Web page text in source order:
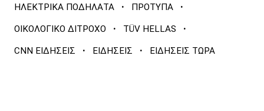
ΗΛΕΚΤΡΙΚΑ ΠΟΔΗΛΑΤΑ · ΠΡΟΤΥΠΑ ·
ΟΙΚΟΛΟΓΙΚΟ ΔΙΤΡΟΧΟ · TÜV HELLAS ·
CNN ΕΙΔΗΣΕΙΣ · ΕΙΔΗΣΕΙΣ · ΕΙΔΗΣΕΙΣ ΤΩΡΑ